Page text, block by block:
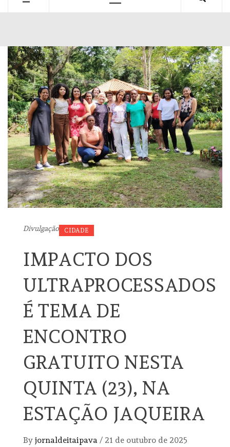
Divulgação CIDADE
IMPACTO DOS
ULTRAPROCESSADOS
É TEMA DE
ENCONTRO
GRATUITO NESTA
QUINTA (23), NA
ESTAÇÃO JAQUEIRA
By jornaldeitaipava / 21 de outubro de 2025